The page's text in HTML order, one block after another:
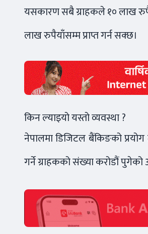
यसकारण सबै ग्राहकले १० लाख
लाख रुपैयाँसम्म प्राप्त गर्न सक्छ।
किन ल्याइयो यस्तो व्यवस्था ?
नेपालमा डिजिटल बैंकिङको
गर्ने ग्राहकको संख्या करोडौं पुगेको